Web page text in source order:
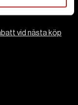
vid nästa köp